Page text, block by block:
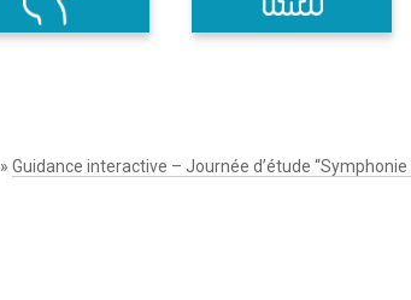
»Guidance interactive – Journée d’étude